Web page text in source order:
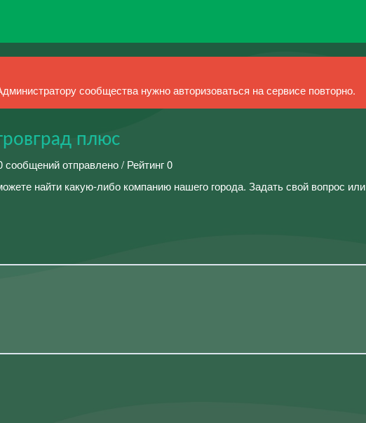
сообщества нужно авторизоваться на сервисе повторно.
плюс
сообщений отправлено / Рейтинг 0
найти какую-либо компанию нашего города. Задать свой вопрос или